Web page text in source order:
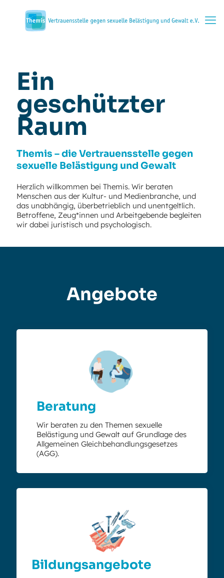
Ein
geschützter
Raum
Themis – die Vertrauensstelle gegen
sexuelle Belästigung und Gewalt
Herzlich willkommen bei Themis. Wir beraten
Menschen aus der Kultur- und Medienbranche, und
das unabhängig, überbetrieblich und unentgeltlich.
Betroffene, Zeug*innen und Arbeitgebende begleiten
wir dabei juristisch und psychologisch.
Angebote
Beratung
Wir beraten zu den Themen sexuelle
Belästigung und Gewalt auf Grundlage des
Allgemeinen Gleichbehandlungsgesetzes
(AGG).
Bildungsangebote